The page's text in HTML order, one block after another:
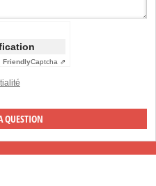
FriendlyCaptcha ⇗